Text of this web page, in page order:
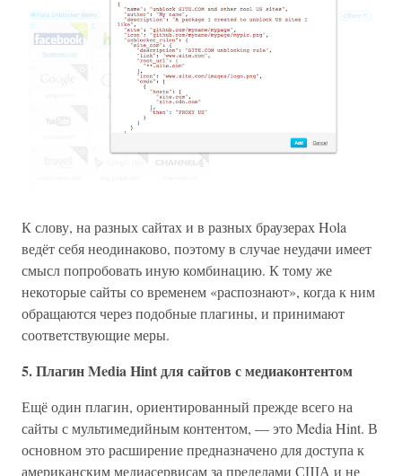
К слову, на разных сайтах и в разных браузерах Hola
ведёт себя неодинаково, поэтому в случае неудачи имеет
смысл попробовать иную комбинацию. К тому же
некоторые сайты со временем «распознают», когда к ним
обращаются через подобные плагины, и принимают
соответствующие меры.
5. Плагин Media Hint для сайтов с медиаконтентом
Ещё один плагин, ориентированный прежде всего на
сайты с мультимедийным контентом, — это Media Hint. В
основном это расширение предназначено для доступа к
американским медиасервисам за пределами США и не